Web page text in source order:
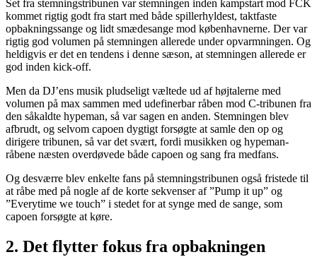
Set fra stemningstribunen var stemningen inden kampstart mod FCK
kommet rigtig godt fra start med både spillerhyldest, taktfaste
opbakningssange og lidt smædesange mod københavnerne. Der var
rigtig god volumen på stemningen allerede under opvarmningen. Og
heldigvis er det en tendens i denne sæson, at stemningen allerede er
god inden kick-off.
Men da DJ’ens musik pludseligt væltede ud af højtalerne med
volumen på max sammen med udefinerbar råben mod C-tribunen fra
den såkaldte hypeman, så var sagen en anden. Stemningen blev
afbrudt, og selvom capoen dygtigt forsøgte at samle den op og
dirigere tribunen, så var det svært, fordi musikken og hypeman-
råbene næsten overdøvede både capoen og sang fra medfans.
Og desværre blev enkelte fans på stemningstribunen også fristede til
at råbe med på nogle af de korte sekvenser af ”Pump it up” og
”Everytime we touch” i stedet for at synge med de sange, som
capoen forsøgte at køre.
2. Det flytter fokus fra opbakningen